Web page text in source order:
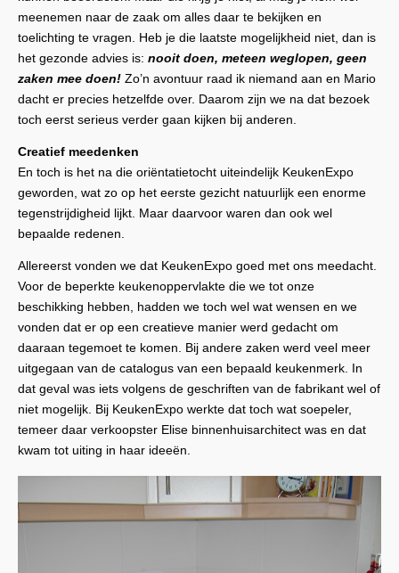
meenemen naar de zaak om alles daar te bekijken en
toelichting te vragen. Heb je die laatste mogelijkheid niet, dan is
het gezonde advies is: nooit doen, meteen weglopen, geen
zaken mee doen! Zo’n avontuur raad ik niemand aan en Mario
dacht er precies hetzelfde over. Daarom zijn we na dat bezoek
toch eerst serieus verder gaan kijken bij anderen.
Creatief meedenken
En toch is het na die oriëntatietocht uiteindelijk KeukenExpo
geworden, wat zo op het eerste gezicht natuurlijk een enorme
tegenstrijdigheid lijkt. Maar daarvoor waren dan ook wel
bepaalde redenen.
Allereerst vonden we dat KeukenExpo goed met ons meedacht.
Voor de beperkte keukenoppervlakte die we tot onze
beschikking hebben, hadden we toch wel wat wensen en we
vonden dat er op een creatieve manier werd gedacht om
daaraan tegemoet te komen. Bij andere zaken werd veel meer
uitgegaan van de catalogus van een bepaald keukenmerk. In
dat geval was iets volgens de geschriften van de fabrikant wel of
niet mogelijk. Bij KeukenExpo werkte dat toch wat soepeler,
temeer daar verkoopster Elise binnenhuisarchitect was en dat
kwam tot uiting in haar ideeën.